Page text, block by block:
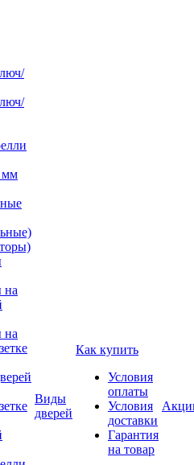
мм
на
на
Виды
дверей
Как купить
Условия
оплаты
Условия
доставки
Гарантия
на товар